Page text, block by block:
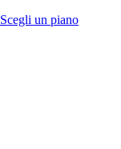
Scegli un piano